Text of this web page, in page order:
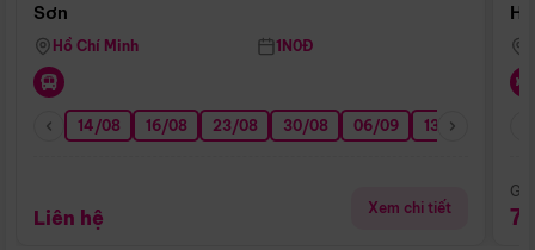
Sơn
Hồ Chí Minh 1N0Đ
14/08 16/08 23/08 30/08 06/09 13/09
Liên hệ Xem chi tiết